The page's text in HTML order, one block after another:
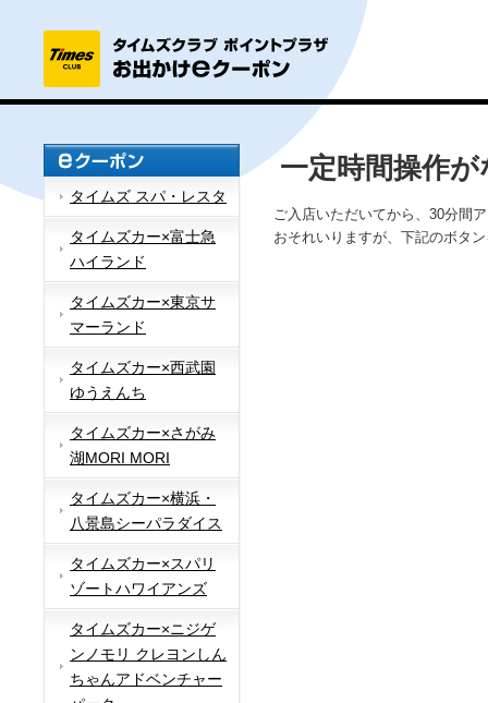
タイムズ スパ・レスタ
タイムズカー×富士急
ハイランド
タイムズカー×東京サ
マーランド
タイムズカー×西武園
ゆうえんち
タイムズカー×さがみ
湖MORI MORI
タイムズカー×横浜・
八景島シーパラダイス
タイムズカー×スパリ
ゾートハワイアンズ
タイムズカー×ニジゲ
ンノモリ クレヨンしん
ちゃんアドベンチャー
一定時間操作
ご入店いただいてから、30分間
おそれいりますが、下記のボタ